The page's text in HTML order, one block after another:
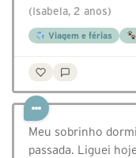
(Isabela, 2 anos)
Viagem e férias
Meu sobrinho
passada. Liguei